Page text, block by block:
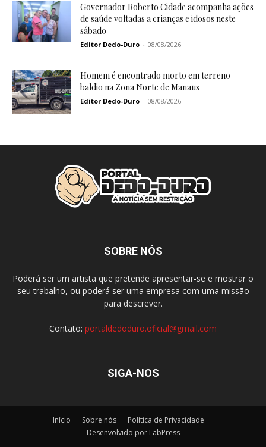
Governador Roberto Cidade acompanha ações
de saúde voltadas a crianças e idosos neste
sábado
Editor Dedo-Duro - 08/08/2026
Homem é encontrado morto em terreno
baldio na Zona Norte de Manaus
Editor Dedo-Duro - 08/08/2026
SOBRE NÓS
Poderá ser um artista que pretende apresentar-se e mostrar o
seu trabalho, ou poderá ser uma empresa com uma missão
para descrever.
Contato: portaldedoduro.oficial@gmail.com
SIGA-NOS
Início Sobre nós
Política de Privacidade
Desenvolvido por LabPress